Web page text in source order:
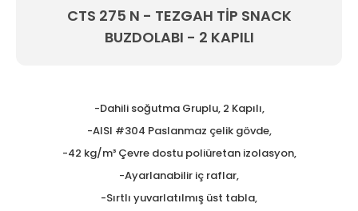
CTS 275 N - TEZGAH TİP SNACK
BUZDOLABI - 2 KAPILI
-Dahili soğutma Gruplu, 2 Kapılı,
-AISI #304 Paslanmaz çelik gövde,
-42 kg/m³ Çevre dostu poliüretan izolasyon,
-Ayarlanabilir iç raflar,
-Sırtlı yuvarlatılmış üst tabla,